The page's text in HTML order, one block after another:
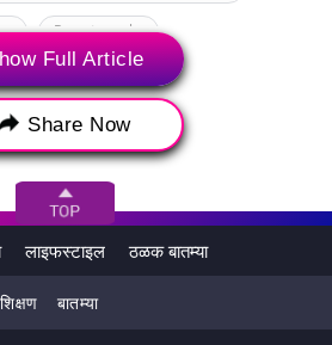
Ram temple
Ram temple Ayodhya
Full Article
Share Now
लाइफस्टाइल ठळक बातम्या
शिक्षण बातम्या